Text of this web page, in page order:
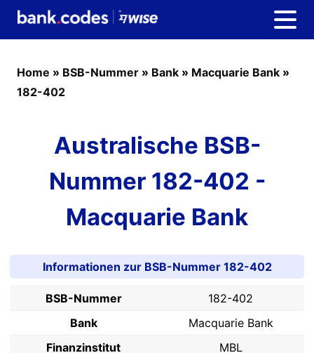
Home » BSB-Nummer » Bank » Macquarie Bank »
182-402
Australische BSB-
Nummer 182-402 -
Macquarie Bank
Informationen zur BSB-Nummer 182-402
BSB-Nummer
182-402
Bank
Macquarie Bank
Finanzinstitut
MBL